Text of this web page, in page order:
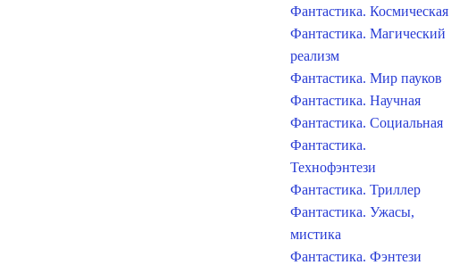
Фантастика. Космическая
Фантастика. Магический
реализм
Фантастика. Мир пауков
Фантастика. Научная
Фантастика. Социальная
Фантастика.
Технофэнтези
Фантастика. Триллер
Фантастика. Ужасы,
мистика
Фантастика. Фэнтези